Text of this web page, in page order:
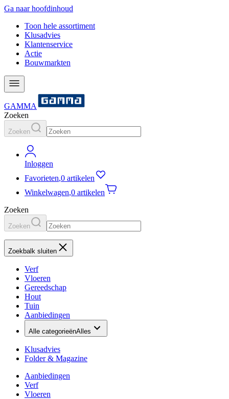
Ga naar hoofdinhoud
Toon hele assortiment
Klusadvies
Klantenservice
Actie
Bouwmarkten
GAMMA
Zoeken
Zoeken
Inloggen
Favorieten,0 artikelen
Winkelwagen,0 artikelen
Zoeken
Zoeken
Zoekbalk sluiten
Verf
Vloeren
Gereedschap
Hout
Tuin
Aanbiedingen
Alle categorieënAlles
Klusadvies
Folder & Magazine
Aanbiedingen
Verf
Vloeren